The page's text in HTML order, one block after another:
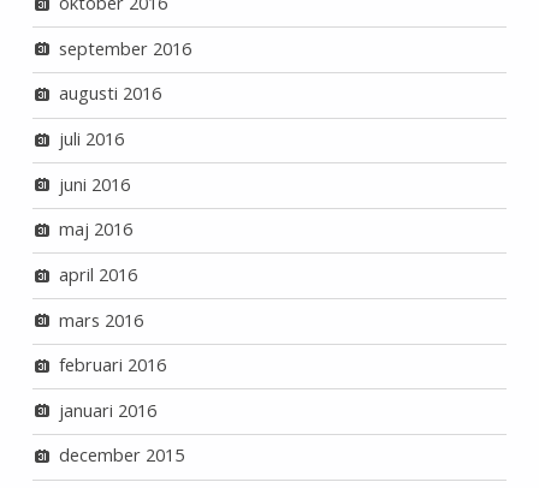
september 2016
augusti 2016
juli 2016
juni 2016
maj 2016
april 2016
mars 2016
februari 2016
januari 2016
december 2015